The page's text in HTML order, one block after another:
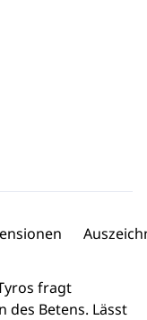
fragt
des Betens. Lässt